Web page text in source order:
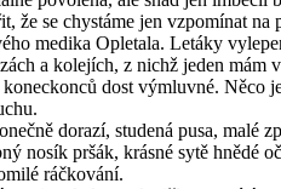
že se chystáme jen vzpomínat na
medika Opletala. Letáky
a kolejích, z nichž jeden mám
koneckonců dost výmluvné. Něco
dorazí, studená pusa, malé
nosík pršák, krásné sytě hnědé
ráčkování.